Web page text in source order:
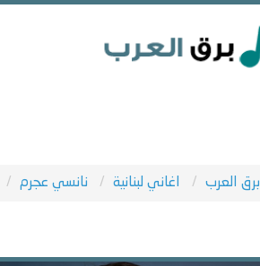
برق العرب اغاني لبنانية نانسي عجرم